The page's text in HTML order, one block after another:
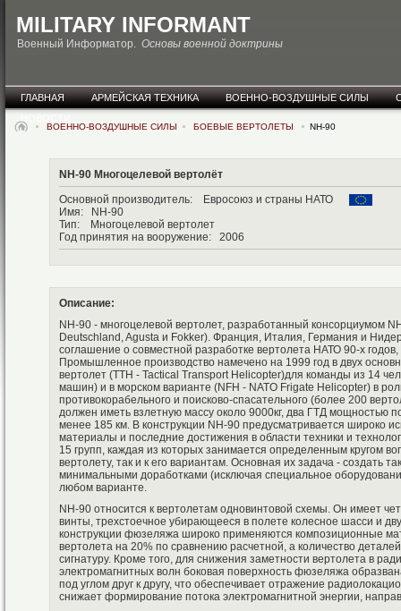
MILITARY INFORMANT
Военный Информатор. Основы военной доктрины
ГЛАВНАЯ АРМЕЙСКАЯ ТЕХНИКА ВОЕННО-ВОЗДУШНЫЕ СИЛЫ
ВОЕННО-ВОЗДУШНЫЕ СИЛЫ БОЕВЫЕ ВЕРТОЛЕТЫ NH-90
NH-90 Многоцелевой вертолёт
Основной производитель: Евросоюз и страны НАТО
Имя: NH-90
Тип: Многоцелевой вертолет
Год принятия на вооружение: 2006
Описание:
NH-90 - многоцелевой вертолет, разработанный консорциумом
Deutschland, Agusta и Fokker). Франция, Италия, Германия и
соглашение о совместной разработке вертолета НАТО 90-х
Промышленное производство намечено на 1999 год в двух
вертолет (TTH - Tactical Transport Helicopter)для команды из 14
машин) и в морском варианте (NFH - NATO Frigate Helicopter) в
противокорабельного и поисково-спасательного (более 200
должен иметь взлетную массу около 9000кг, два ГТД мощностью
менее 185 км. В конструкции NH-90 предусматривается широко
материалы и последние достижения в области техники и
15 групп, каждая из которых занимается определенным кругом
вертолету, так и к его вариантам. Основная их задача - создать
минимальными доработками (исключая специальное
любом варианте.
NH-90 относится к вертолетам одновинтовой схемы. Он имеет
винты, трехстоечное убирающееся в полете колесное шасси и
конструкции фюзеляжа широко применяются композиционные
вертолета на 20% по сравнению расчетной, а количество
сигнатуру. Кроме того, для снижения заметности вертолета в
электромагнитных волн боковая поверхность фюзеляжа
под углом друг к другу, что обеспечивает отражение
снижает формирование потока электромагнитной энергии,